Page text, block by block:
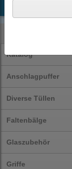
Katalog
Anschlagpuffer
Diverse Tüllen
Faltenbälge
Glaszubehör
Griffe